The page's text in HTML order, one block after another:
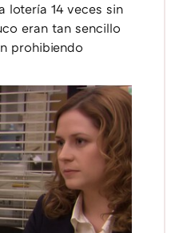
lotería 14 veces sin
eran tan sencillo
prohibiendo